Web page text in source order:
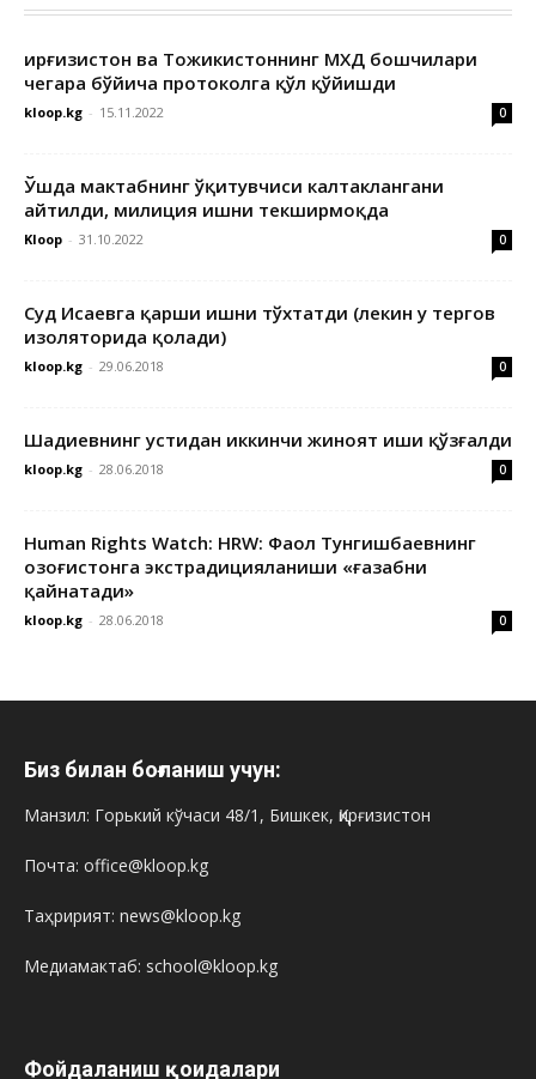
Қирғизистон ва Тожикистоннинг МХДҚ бошчилари
чегара бўйича протоколга қўл қўйишди
kloop.kg - 15.11.2022 0
Ўшда мактабнинг ўқитувчиси калтаклангани
айтилди, милиция ишни текширмоқда
Kloop - 31.10.2022 0
Суд Исаевга қарши ишни тўхтатди (лекин у тергов
изоляторида қолади)
kloop.kg - 29.06.2018 0
Шадиевнинг устидан иккинчи жиноят иши қўзғалди
kloop.kg - 28.06.2018 0
Human Rights Watch: HRW: Фаол Тунгишбаевнинг
Қозоғистонга экстрадицияланиши «ғазабни
қайнатади»
kloop.kg - 28.06.2018 0
Биз билан боғланиш учун:
Манзил: Горький кўчаси 48/1, Бишкек, Қирғизистон
Почта: office@kloop.kg
Таҳририят: news@kloop.kg
Медиамактаб: school@kloop.kg
Фойдаланиш қоидалари